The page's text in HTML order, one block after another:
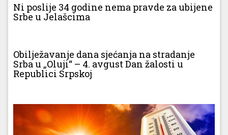
Ni poslije 34 godine nema pravde za ubijene
Srbe u Jelašcima
Obilježavanje dana sjećanja na stradanje
Srba u „Oluji“ – 4. avgust Dan žalosti u
Republici Srpskoj